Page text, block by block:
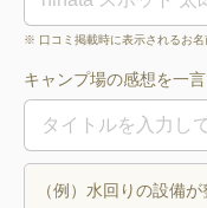
※ 口コミ掲載時に表示されるお名
キャンプ場の感想を一
（例）水回りの設備